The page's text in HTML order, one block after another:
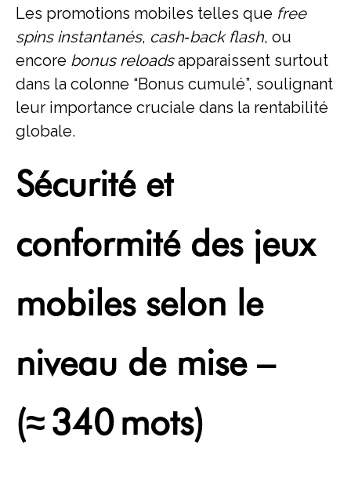
Les promotions mobiles telles que free
spins instantanés, cash‑back flash, ou
encore bonus reloadsapparaissent surtout
dans la colonne “Bonus cumulé”, soulignant
leur importance cruciale dans la rentabilité
globale.
Sécurité et
conformité des jeux
mobiles selon le
niveau de mise –
(≈ 340 mots)